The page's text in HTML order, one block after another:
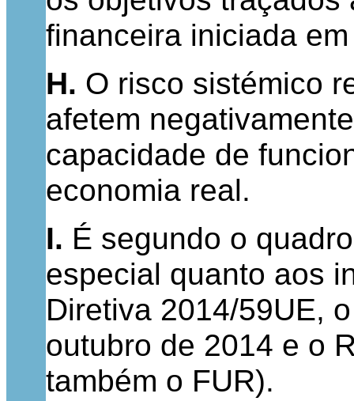
financeira iniciada
H. O risco sistémico
afetem
capacidade de
economia real.
I. É segundo o
especial quanto aos
Diretiva 2014/59UE,
outubro de 2014 e o
também o FUR).